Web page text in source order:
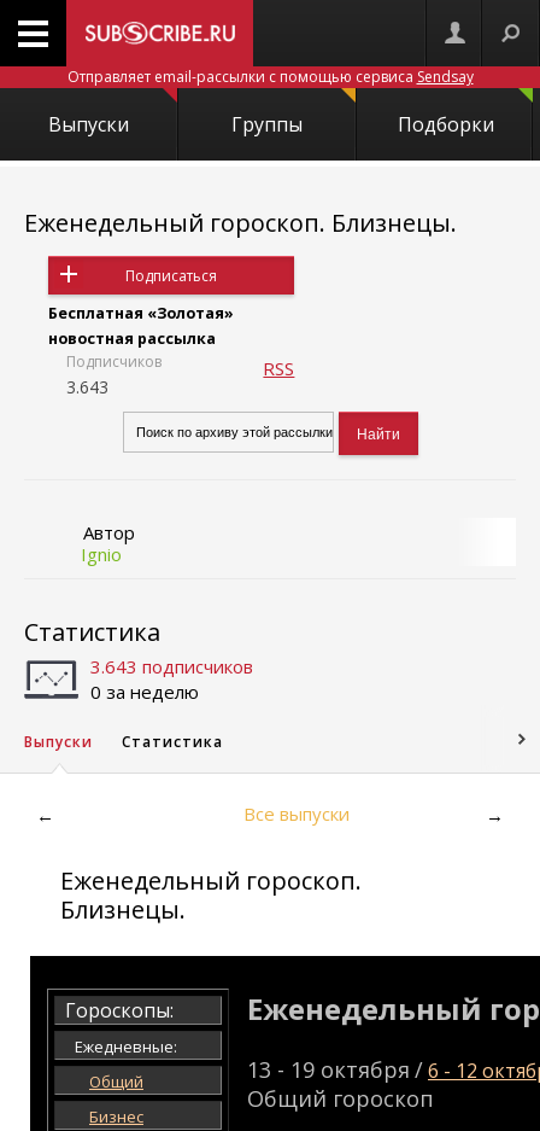
Отправляет email-рассылки с помощью сервиса Sendsay
Выпуски Группы Подборки
Еженедельный гороскоп. Близнецы.
Подписаться
Бесплатная «Золотая»
новостная рассылка
Подписчиков
3.643
RSS
Автор
Ignio
Статистика
3.643 подписчиков
0 за неделю
Выпуски Статистика
← Все выпуски →
Еженедельный гороскоп.
Близнецы.
Гороскопы:
Ежедневные:
Общий
Бизнес
Еженедельный
13 - 19 октября /6 - 12
Общий гороскоп